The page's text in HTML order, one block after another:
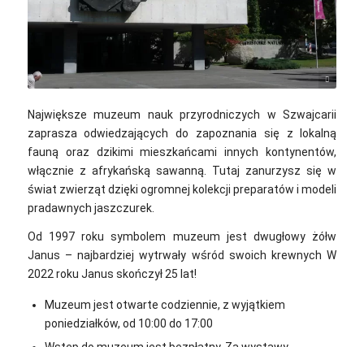
Liné1 / Wikimedia Commons / CC-BY-SA-3.0,2.5,2.0,1.0
Największe muzeum nauk przyrodniczych w Szwajcarii
zaprasza odwiedzających do zapoznania się z lokalną
fauną oraz dzikimi mieszkańcami innych kontynentów,
włącznie z afrykańską sawanną. Tutaj zanurzysz się w
świat zwierząt dzięki ogromnej kolekcji preparatów i modeli
pradawnych jaszczurek.
Od 1997 roku symbolem muzeum jest dwugłowy żółw
Janus – najbardziej wytrwały wśród swoich krewnych W
2022 roku Janus skończył 25 lat!
Muzeum jest otwarte codziennie, z wyjątkiem
poniedziałków, od 10:00 do 17:00